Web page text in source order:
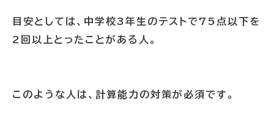
目安としては、中学校3年生のテストで75点以下を
2回以上とったことがある人。
このような人は、計算能力の対策が必須です。